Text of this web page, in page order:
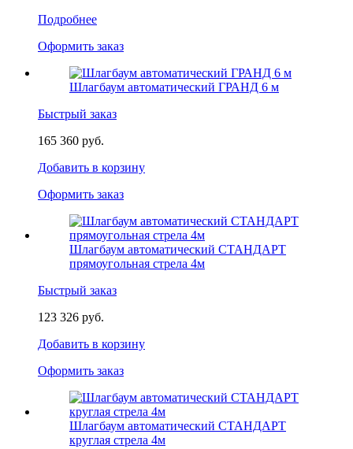
Подробнее
Оформить заказ
Шлагбаум автоматический ГРАНД 6 м
Быстрый заказ
165 360 руб.
Добавить в корзину
Оформить заказ
Шлагбаум автоматический СТАНДАРТ
прямоугольная стрела 4м
Быстрый заказ
123 326 руб.
Добавить в корзину
Оформить заказ
Шлагбаум автоматический СТАНДАРТ
круглая стрела 4м